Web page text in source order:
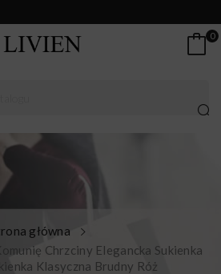
0
główna
Chrzciny Elegancka Sukienka
Klasyczna Brudny Róż